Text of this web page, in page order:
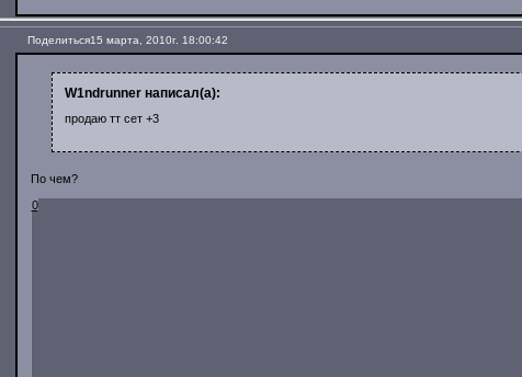
Поделиться15 марта, 2010г. 18:00:42
W1ndrunner написал(а):
продаю тт сет +3
По чем?
0